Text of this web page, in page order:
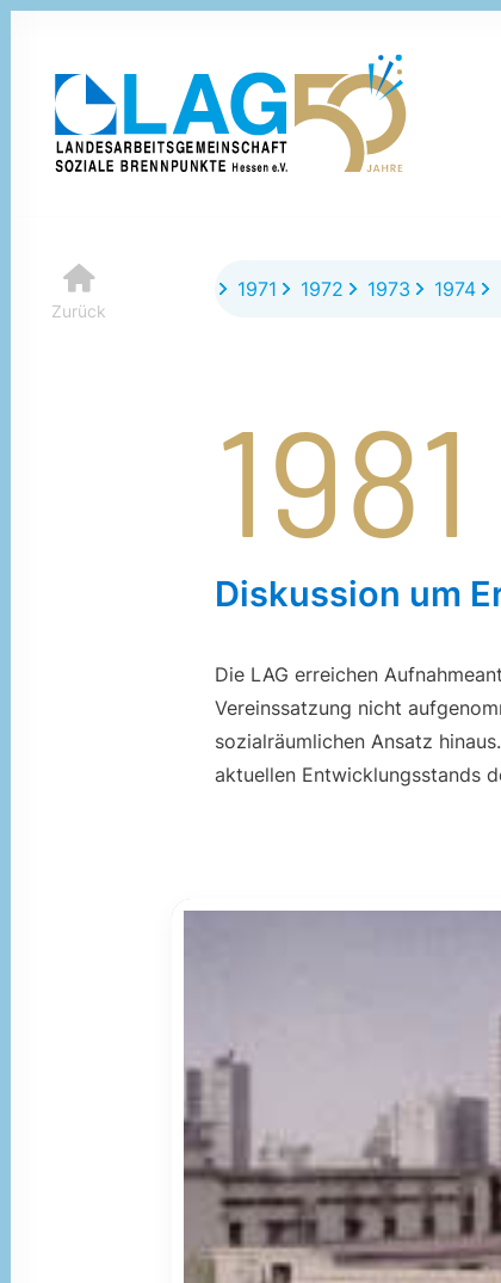
1968 | 69 1971 1972 1973 1974
Zurück
1981
Diskussion um
Die LAG erreichen
Vereinssatzung nicht
sozialräumlichen Ansatz
aktuellen Entwicklungsstands